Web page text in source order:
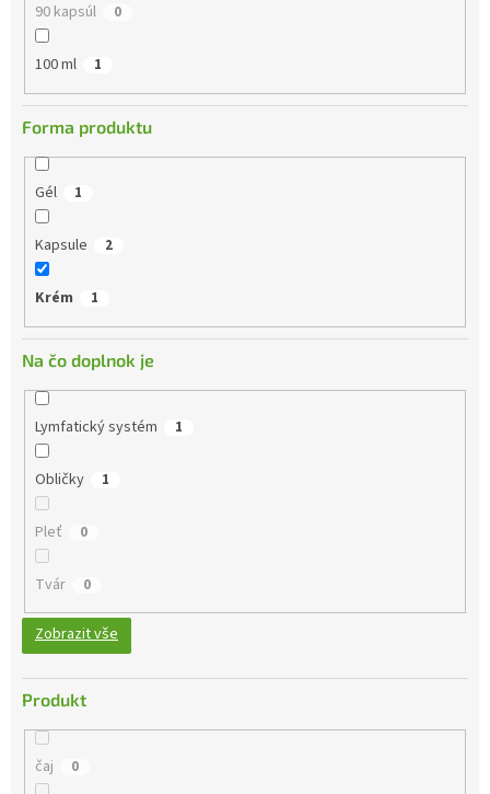
90 kapsúl 0
100 ml 1
Forma produktu
Gél 1
Kapsule 2
Krém 1
Na čo doplnok je
Lymfatický systém 1
Obličky 1
Pleť 0
Tvár 0
Zobrazit vše
Produkt
čaj 0